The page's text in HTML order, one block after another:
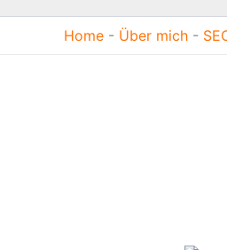
Home - Über mich -